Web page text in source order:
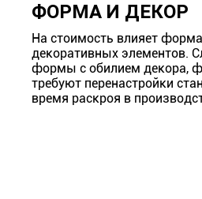
ФОРМА И ДЕКОР
На стоимость влияет
декоративных элементов.
формы с обилием декора,
требуют перенастройки
время раскроя в